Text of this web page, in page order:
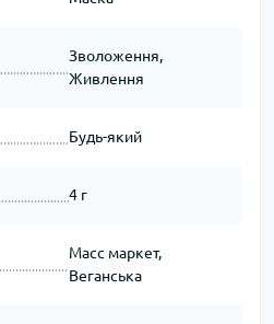
Зволоження,
Живлення
Будь-який
4 г
Масс маркет,
Веганська